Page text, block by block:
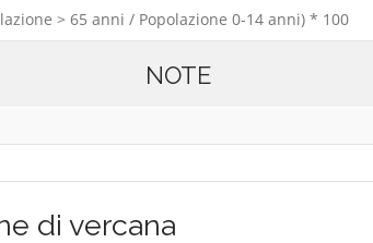
> 65 anni / Popolazione 0-14 anni) * 100
NOTE
di vercana